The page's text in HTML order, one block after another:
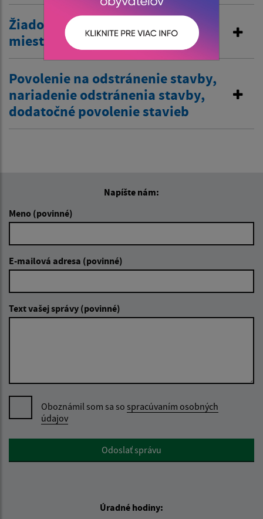
Žiadosť o zriadenie vjazdu
miestnej komunikácie
Povolenie na odstránenie stavby,
nariadenie odstránenia stavby,
dodatočné povolenie stavieb
Napíšte nám:
Meno (povinné)
E-mailová adresa (povinné)
Text vašej správy (povinné)
Oboznámil som sa so spracúvaním osobných
údajov
Google reCaptcha ResponseOdoslať správu
Úradné hodiny: